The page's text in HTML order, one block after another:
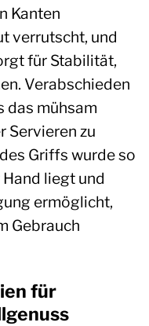
Kanten
verrutscht, und
für Stabilität,
Verabschieden
das mühsam
Servieren zu
Griffs wurde so
liegt und
ermöglicht,
Gebrauch
für